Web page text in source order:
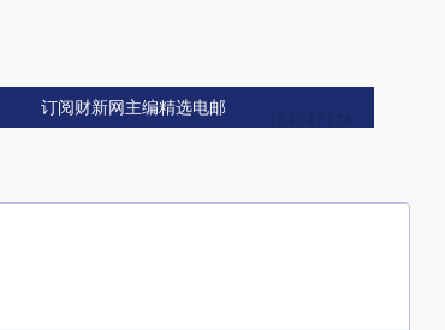
订阅财新网主编精选电邮